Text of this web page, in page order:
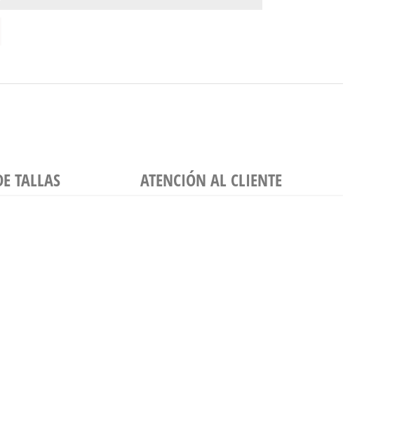
TALLAS ATENCIÓN AL CLIENTE